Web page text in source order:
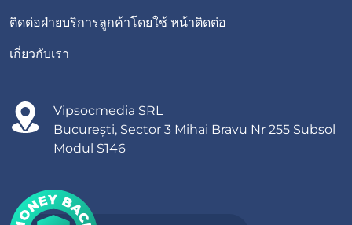
ติดต่อฝ่ายบริการลูกค้าโดยใช้ หน้าติดต่อ
เกี่ยวกับเรา
Vipsocmedia SRL
București, Sector 3 Mihai Bravu Nr 255 Subsol
Modul S146